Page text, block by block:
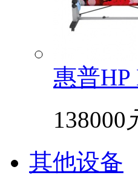
惠普HP
138000
其他设备